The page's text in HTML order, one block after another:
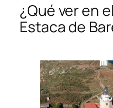
¿Qué ver en
Estaca de